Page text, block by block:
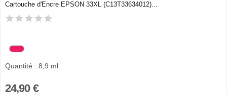
Cartouche d'Encre EPSON 33XL (C13T33634012)...
Quantité : 8,9 ml
24,90 €